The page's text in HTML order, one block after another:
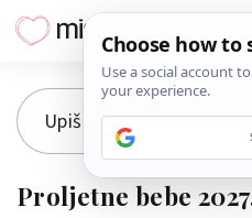
Proljetne bebe